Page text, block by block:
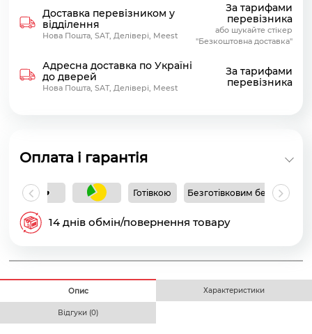
Доставка перевізником у
відділення
Нова Пошта, SAT, Делівері, Meest
За тарифами
перевізника
або шукайте стікер
"Безкоштовна доставка"
Адресна доставка по Україні
до дверей
Нова Пошта, SAT, Делівері, Meest
За тарифами
перевізника
Оплата і гарантія
Готівкою Безготівковим без ПДВ
14 днів обмін/повернення товару
Опис Характеристики
Відгуки (0)